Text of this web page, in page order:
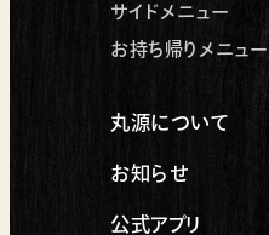
サイドメニュー
お持ち帰りメニュー
丸源について
お知らせ
公式アプリ